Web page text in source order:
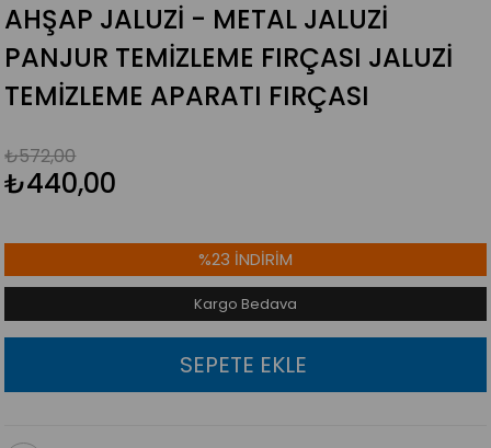
AHŞAP JALUZI - METAL JALUZI
PANJUR TEMIZLEME FIRÇASI JALUZI
TEMIZLEME APARATI FIRÇASI
₺572,00
₺440,00
%23 İNDIRIM
Kargo Bedava